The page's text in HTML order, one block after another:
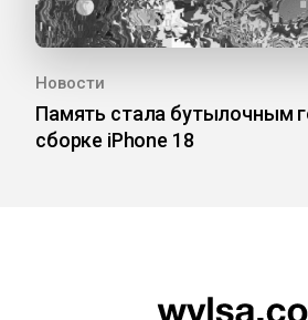
Новости
Память стала бутылочным
сборке iPhone 18